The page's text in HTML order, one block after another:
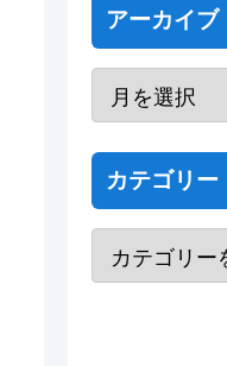
アーカイブ
カテゴリー